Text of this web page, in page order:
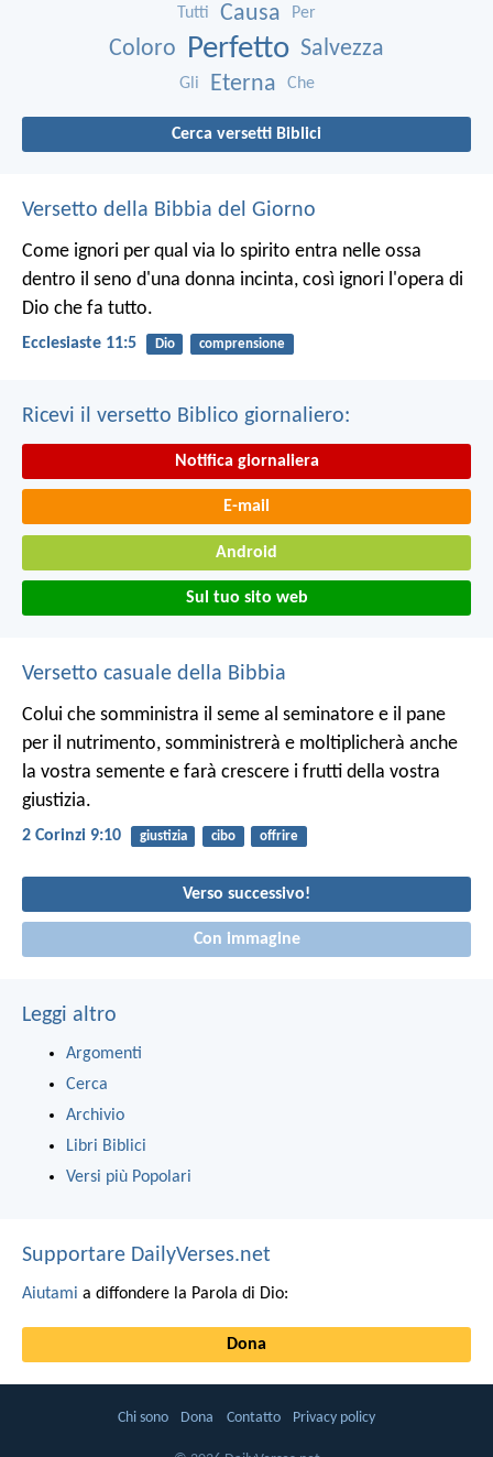
Tutti Causa Per
Coloro Perfetto Salvezza
Gli Eterna Che
Cerca versetti Biblici
Versetto della Bibbia del Giorno
Come ignori per qual via lo spirito entra nelle ossa
dentro il seno d'una donna incinta, così ignori l'opera di
Dio che fa tutto.
Ecclesiaste 11:5 Dio comprensione
Ricevi il versetto Biblico giornaliero:
Notifica giornaliera
E-mail
Android
Sul tuo sito web
Versetto casuale della Bibbia
Colui che somministra il seme al seminatore e il pane
per il nutrimento, somministrerà e moltiplicherà anche
la vostra semente e farà crescere i frutti della vostra
giustizia.
2 Corinzi 9:10 giustizia cibo offrire
Verso successivo!
Con immagine
Leggi altro
Argomenti
Cerca
Archivio
Libri Biblici
Versi più Popolari
Supportare DailyVerses.net
Aiutami a diffondere la Parola di Dio:
Dona
Chi sono Dona Contatto Privacy policy